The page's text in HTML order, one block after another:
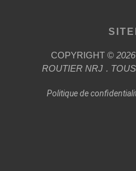
COPYRIGHT © 2026
ROUTIER NRJ .
Politique de